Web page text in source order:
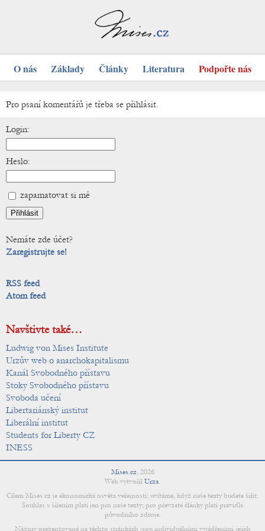
O nás Základy Články Literatura Podpořte nás
Pro psaní komentářů je třeba se přihlásit.
Login:
Heslo:
zapamatovat si mě
Nemáte zde účet?
Zaregistrujte se!
RSS feed
Atom feed
Navštivte také…
Ludwig von Mises Institute
Urzův web o anarchokapitalismu
Kanál Svobodného přístavu
Stoky Svobodného přístavu
Svoboda učení
Libertariánský institut
Liberální institut
Students for Liberty CZ
INESS
Mises.cz, 2026
Web vytvořil Urza.
Cílem Mises.cz je ekonomická osvěta veřejnosti; uvítáme, když naše texty budete šířit.
Souhlas s šířením platí jen pro naše texty; pro převzaté články platí pravidla
původního zdroje.
Názory prezentované na těchto stránkách jsou individuálními vyjádřeními jejich